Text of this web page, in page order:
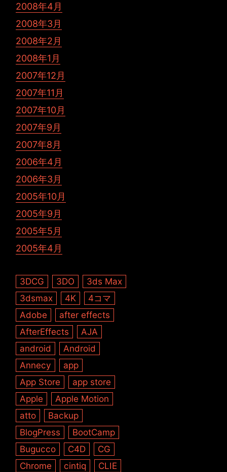
2008年4月
2008年3月
2008年2月
2008年1月
2007年12月
2007年11月
2007年10月
2007年9月
2007年8月
2006年4月
2006年3月
2005年10月
2005年9月
2005年5月
2005年4月
3DCG 3DO
3ds Max
3dsmax
4K
4コマ
Adobe
after effects
AfterEffects
AJA
android
Android
Annecy
app
App Store
app store
Apple
Apple Motion
atto
Backup
BlogPress
BootCamp
Bugucco
C4D
CG
Chrome
cintiq
CLIE